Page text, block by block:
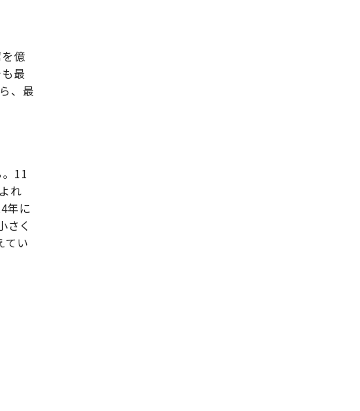
億
最
、最
11
れ
年に
さく
てい